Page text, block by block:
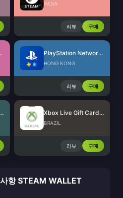
INDIA
리뷰 구매
Card (US) PlayStation Network Card (HK)
HONG KONG
리뷰 구매
Xbox Live Gift Card (US) Xbox Live Gift Card (BR)
BRAZIL
리뷰 구매
항 STEAM WALLET